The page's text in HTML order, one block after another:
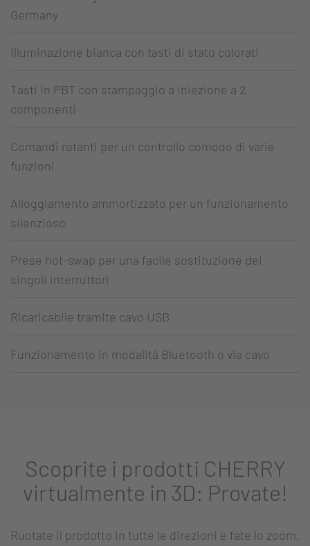
Germany
Illuminazione bianca con tasti di stato colorati
Tasti in PBT con stampaggio a iniezione a 2
componenti
Comandi rotanti per un controllo comodo di varie
funzioni
Alloggiamento ammortizzato per un funzionamento
silenzioso
Prese hot-swap per una facile sostituzione dei
singoli interruttori
Ricaricabile tramite cavo USB
Funzionamento in modalità Bluetooth o via cavo
Scoprite i prodotti CHERRY
virtualmente in 3D: Provate!
Ruotate il prodotto in tutte le direzioni e fate lo zoom.